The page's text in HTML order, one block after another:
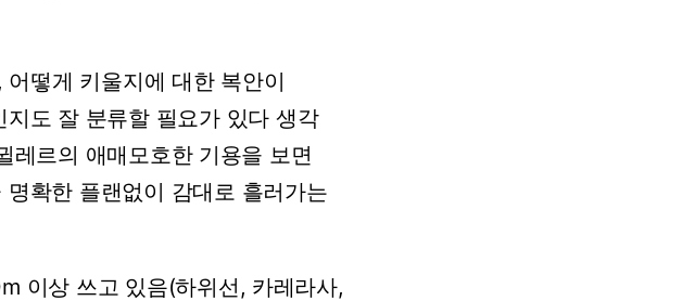
어떻게 키울지에 대한 복안이
지도 잘 분류할 필요가 있다 생각
레르의 애매모호한 기용을 보면
명확한 플랜없이 감대로 흘러가는
이상 쓰고 있음(하위선, 카레라사,